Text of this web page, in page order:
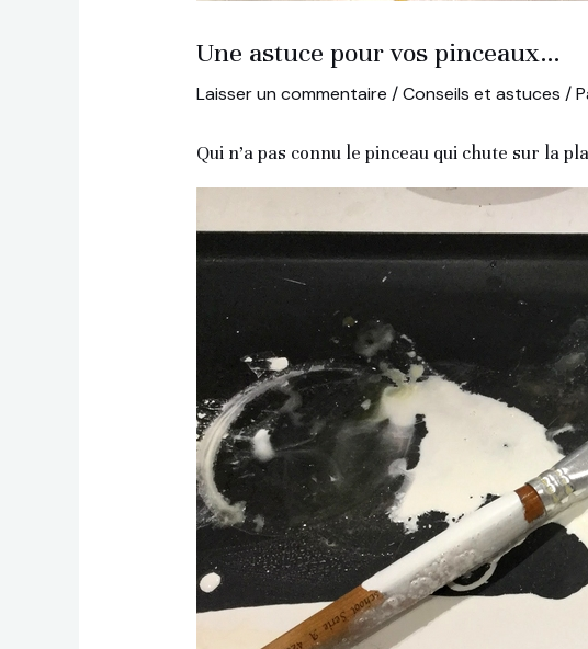
Une astuce pour vos pinceaux…
Laisser un commentaire /Conseils et astuces /
Qui n’a pas connu le pinceau qui chute sur la